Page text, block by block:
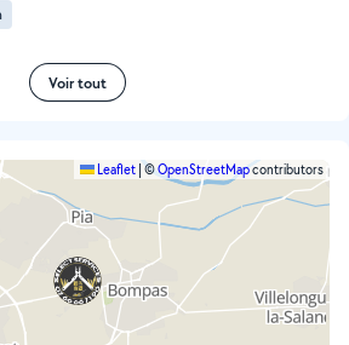
Voir tout
Leaflet ©OpenStreetMapcontributors